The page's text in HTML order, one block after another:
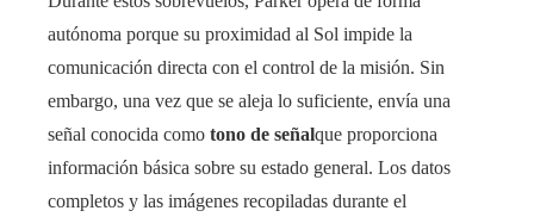
autónoma porque su proximidad al Sol impide la
comunicación directa con el control de la misión. Sin
embargo, una vez que se aleja lo suficiente, envía una
señal conocida como tono de señalque proporciona
información básica sobre su estado general. Los datos
completos y las imágenes recopiladas durante el